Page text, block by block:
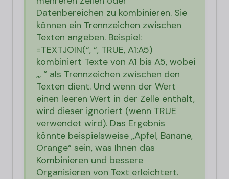
Datenbereichen zu kombinieren. Sie
können ein Trennzeichen zwischen
Texten angeben. Beispiel:
=TEXTJOIN(“, “, TRUE, A1:A5)
kombiniert Texte von A1 bis A5, wobei
„, “ als Trennzeichen zwischen den
Texten dient. Und wenn der Wert
einen leeren Wert in der Zelle enthält,
wird dieser ignoriert (wenn TRUE
verwendet wird). Das Ergebnis
könnte beispielsweise „Apfel, Banane,
Orange“ sein, was Ihnen das
Kombinieren und bessere
Organisieren von Text erleichtert.